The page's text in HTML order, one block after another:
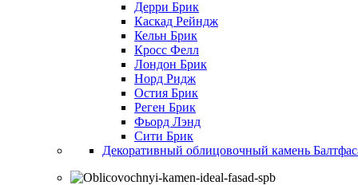
Дерри Брик
Каскад Рейндж
Кельн Брик
Кросс Фелл
Лондон Брик
Норд Ридж
Остия Брик
Реген Брик
Фьорд Лэнд
Сити Брик
Декоративный облицовочный камень